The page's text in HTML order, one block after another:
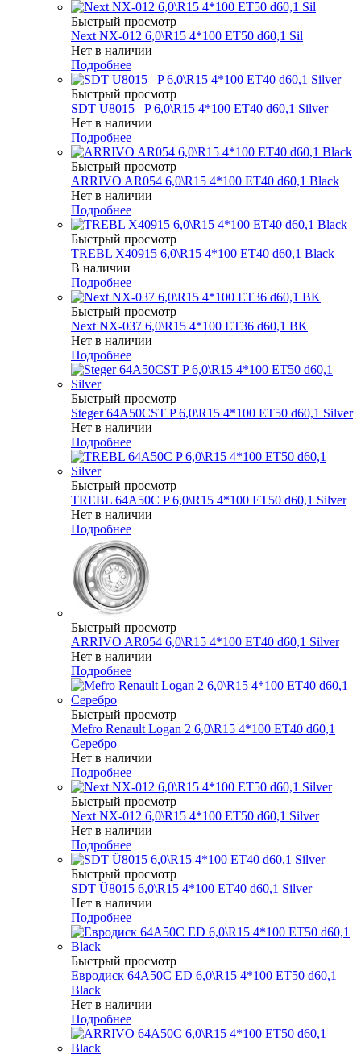
Быстрый просмотр
Next NX-012 6,0\R15 4*100 ET50 d60,1 Sil
Нет в наличии
Подробнее
Быстрый просмотр
SDT U8015 _P 6,0\R15 4*100 ET40 d60,1 Silver
Нет в наличии
Подробнее
Быстрый просмотр
ARRIVO AR054 6,0\R15 4*100 ET40 d60,1 Black
Нет в наличии
Подробнее
Быстрый просмотр
TREBL X40915 6,0\R15 4*100 ET40 d60,1 Black
В наличии
Подробнее
Быстрый просмотр
Next NX-037 6,0\R15 4*100 ET36 d60,1 BK
Нет в наличии
Подробнее
Быстрый просмотр
Steger 64A50CST P 6,0\R15 4*100 ET50 d60,1 Silver
Нет в наличии
Подробнее
Быстрый просмотр
TREBL 64A50C P 6,0\R15 4*100 ET50 d60,1 Silver
Нет в наличии
Подробнее
Быстрый просмотр
ARRIVO AR054 6,0\R15 4*100 ET40 d60,1 Silver
Нет в наличии
Подробнее
Быстрый просмотр
Mefro Renault Logan 2 6,0\R15 4*100 ET40 d60,1
Серебро
Нет в наличии
Подробнее
Быстрый просмотр
Next NX-012 6,0\R15 4*100 ET50 d60,1 Silver
Нет в наличии
Подробнее
Быстрый просмотр
SDT Ü8015 6,0\R15 4*100 ET40 d60,1 Silver
Нет в наличии
Подробнее
Быстрый просмотр
Евродиск 64A50C ED 6,0\R15 4*100 ET50 d60,1
Black
Нет в наличии
Подробнее